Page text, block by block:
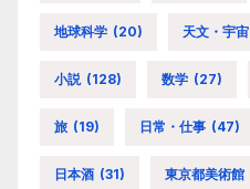
地球科学 (20) 天文・宇宙
小説 (128) 数学 (27)
旅 (19) 日常・仕事 (47)
日本酒 (31) 東京都美術館